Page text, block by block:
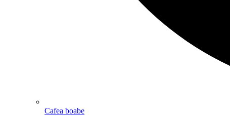
Cafea boabe